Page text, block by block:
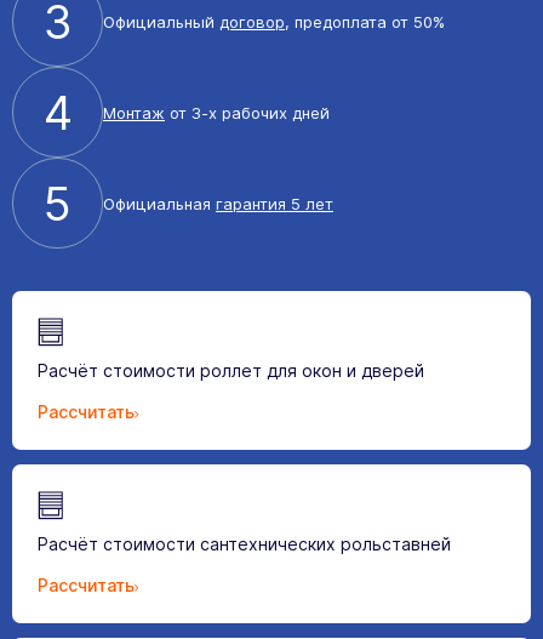
3 Официальный договор, предоплата от 50%
4 Монтаж от 3-х рабочих дней
5 Официальная гарантия 5 лет
Расчёт стоимости роллет для окон и дверей
Рассчитать
Расчёт стоимости сантехнических рольставней
Рассчитать